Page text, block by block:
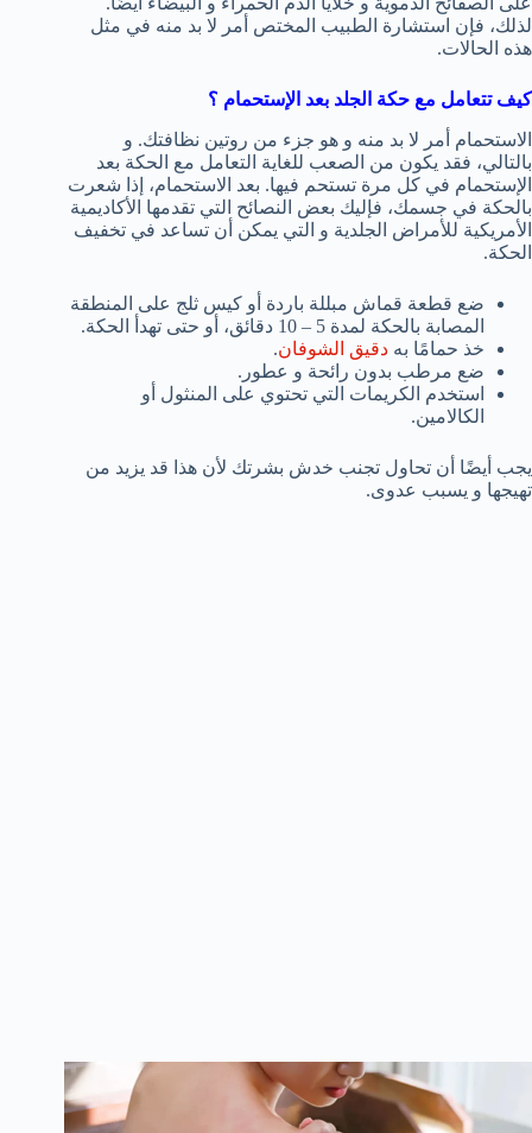
لذلك، فإن استشارة الطبيب المختص أمر لا بد منه في مثل
هذه الحالات.
كيف تتعامل مع حكة الجلد بعد الإستحمام ؟
الاستحمام أمر لا بد منه و هو جزء من روتين نظافتك. و
بالتالي، فقد يكون من الصعب للغاية التعامل مع الحكة بعد
الإستحمام في كل مرة تستحم فيها. بعد الاستحمام، إذا شعرت
بالحكة في جسمك، فإليك بعض النصائح التي تقدمها الأكاديمية
الأمريكية للأمراض الجلدية و التي يمكن أن تساعد في تخفيف
الحكة.
ضع قطعة قماش مبللة باردة أو كيس ثلج على المنطقة
المصابة بالحكة لمدة 5 – 10 دقائق، أو حتى تهدأ الحكة.
خذ حمامًا به دقيق الشوفان.
ضع مرطب بدون رائحة و عطور.
استخدم الكريمات التي تحتوي على المنثول أو
الكالامين.
يجب أيضًا أن تحاول تجنب خدش بشرتك لأن هذا قد يزيد من
تهيجها و يسبب عدوى.